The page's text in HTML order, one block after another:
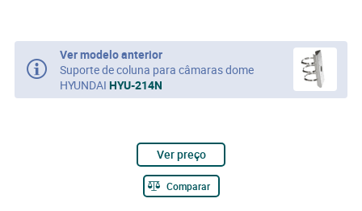
Ver modelo anterior
Suporte de coluna para câmaras dome
HYUNDAIHYU-214N
Ver preço
Comparar